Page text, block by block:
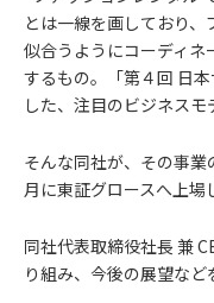
とは一線を画しており
似合うようにコーディ
するもの。「第４回 日
した、注目のビジネスモ
そんな同社が、その事
月に東証グロースへ上場
同社代表取締役社長 兼
り組み、今後の展望など